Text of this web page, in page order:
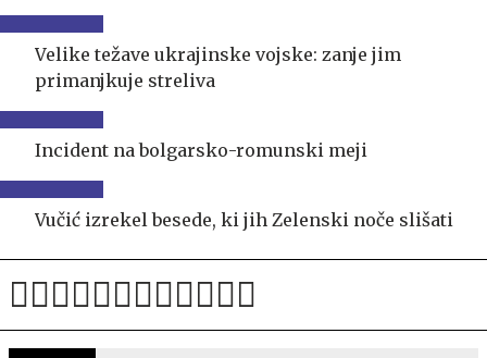
Velike težave ukrajinske vojske: zanje jim
primanjkuje streliva
Incident na bolgarsko-romunski meji
Vučić izrekel besede, ki jih Zelenski noče slišati